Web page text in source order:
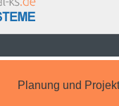
Planung und